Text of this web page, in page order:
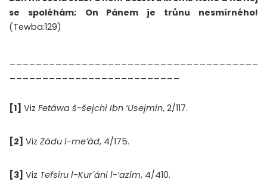
se spoléhám; On Pánem je trůnu nesmírného!
(Tewba:129)
[1] Viz Fetáwa š-šejchi Ibn ‘Usejmín, 2/117.
[2] Viz Zádu l-me’ád, 4/175.
[3] Viz Tefsíru l-Kur´áni l-‘azím, 4/410.